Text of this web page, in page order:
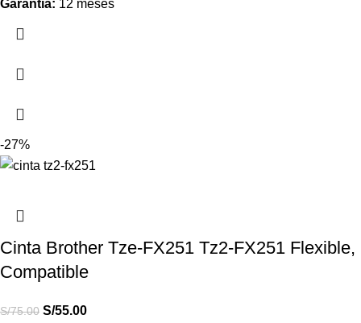
Garantía: 12 meses
-27%
Cinta Brother Tze-FX251 Tz2-FX251 Flexible,
Compatible
S/75.00 S/55.00